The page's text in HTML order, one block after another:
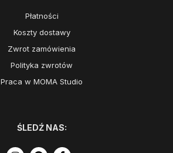
Płatności
Koszty dostawy
Zwrot zamówienia
Polityka zwrotów
Praca w MOMA Studio
ŚLEDŹ NAS: